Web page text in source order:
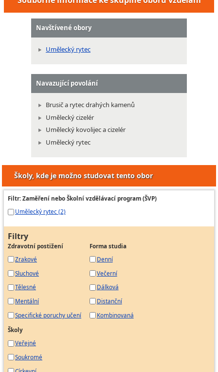
Navštívené obory
Umělecký rytec
Navazující povolání
Brusič a rytec drahých kamenů
Umělecký cizelér
Umělecký kovolijec a cizelér
Umělecký rytec
Školy, kde je možno studovat tento obor
Filtr: Zaměření nebo Školní vzdělávací program (ŠVP)
Umělecký rytec (2)
Filtry
Zdravotní postižení
Zrakové
Sluchové
Tělesné
Mentální
Specifické poruchy učení
Forma studia
Denní
Večerní
Dálková
Distanční
Kombinovaná
Školy
Veřejné
Soukromé